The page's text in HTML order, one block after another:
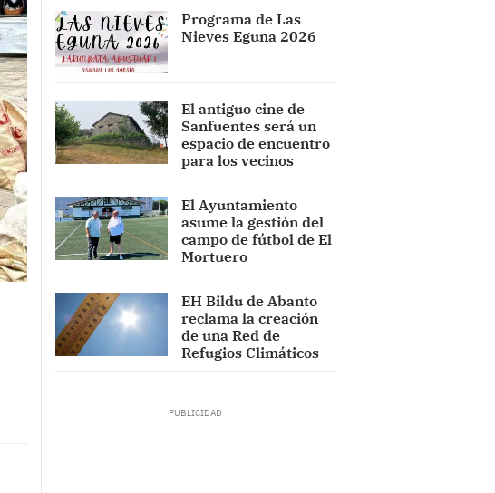
Programa de Las
Nieves Eguna 2026
El antiguo cine de
Sanfuentes será un
espacio de encuentro
para los vecinos
El Ayuntamiento
asume la gestión del
campo de fútbol de El
Mortuero
EH Bildu de Abanto
reclama la creación
de una Red de
Refugios Climáticos